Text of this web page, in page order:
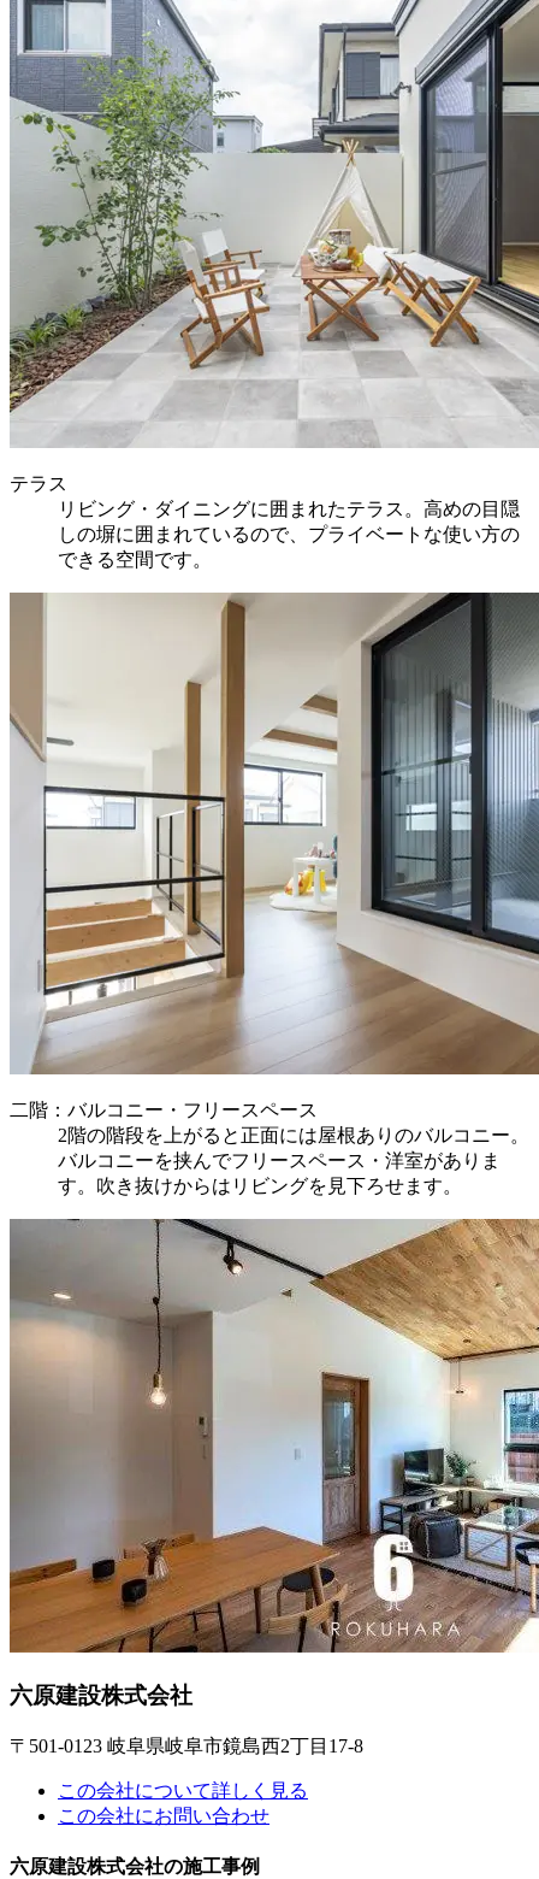
テラス
リビング・ダイニングに囲まれたテラス。高めの目隠
しの塀に囲まれているので、プライベートな使い方の
できる空間です。
二階：バルコニー・フリースペース
2階の階段を上がると正面には屋根ありのバルコニー。
バルコニーを挟んでフリースペース・洋室がありま
す。吹き抜けからはリビングを見下ろせます。
六原建設株式会社
〒501-0123 岐阜県岐阜市鏡島西2丁目17-8
この会社について詳しく見る
この会社にお問い合わせ
六原建設株式会社の施工事例